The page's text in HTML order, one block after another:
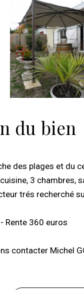
du bien
des plages et
3 chambres,
trés recherché
Rente 360 euros
contacter Michel